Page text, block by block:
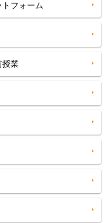
フォーム
授業